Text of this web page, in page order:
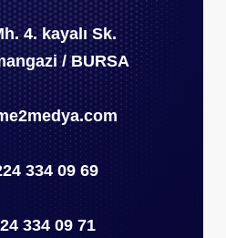
4. kayalı Sk.
/ BURSA
334 09 69
334 09 71